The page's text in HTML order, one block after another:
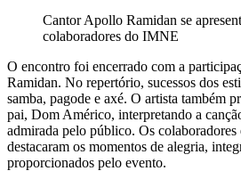
Cantor Apollo Ramidan se
colaboradores do IMNE
O encontro foi encerrado com a
Ramidan. No repertório, sucessos dos
samba, pagode e axé. O artista também
pai, Dom Américo, interpretando a
admirada pelo público. Os
destacaram os momentos de alegria,
proporcionados pelo evento.